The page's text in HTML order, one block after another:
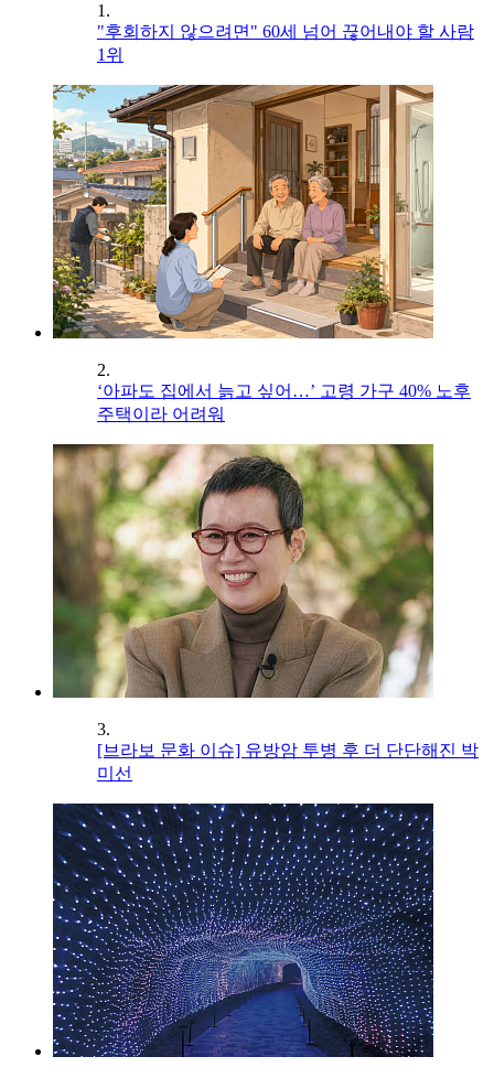
1.
"후회하지 않으려면" 60세 넘어 끊어내야 할 사람
1위
2.
‘아파도 집에서 늙고 싶어…’ 고령 가구 40% 노후
주택이라 어려워
3.
[브라보 문화 이슈] 유방암 투병 후 더 단단해진 박
미선